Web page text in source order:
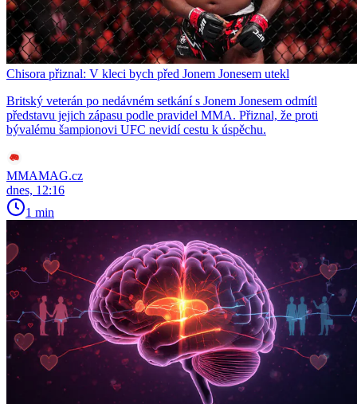
Chisora přiznal: V kleci bych před Jonem Jonesem utekl
Britský veterán po nedávném setkání s Jonem Jonesem odmítl
představu jejich zápasu podle pravidel MMA. Přiznal, že proti
bývalému šampionovi UFC nevidí cestu k úspěchu.
MMAMAG.cz
dnes, 12:16
1 min